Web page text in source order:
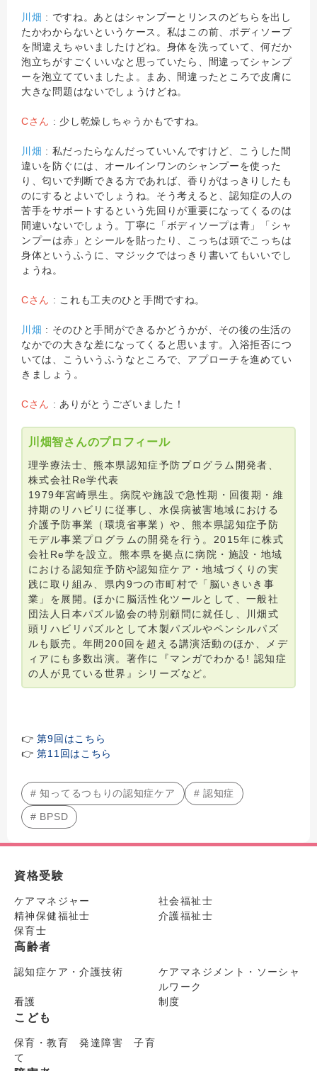
川畑 : ですね。あとはシャンプーとリンスのどちらを出し
たかわからないというケース。私はこの前、ボディソープ
を間違えちゃいましたけどね。身体を洗っていて、何だか
泡立ちがすごくいいなと思っていたら、間違ってシャンプ
ーを泡立てていましたよ。まあ、間違ったところで皮膚に
大きな問題はないでしょうけどね。
Cさん : 少し乾燥しちゃうかもですね。
川畑 : 私だったらなんだっていいんですけど、こうした間
違いを防ぐには、オールインワンのシャンプーを使った
り、匂いで判断できる方であれば、香りがはっきりしたも
のにするとよいでしょうね。そう考えると、認知症の人の
苦手をサポートするという先回りが重要になってくるのは
間違いないでしょう。丁寧に「ボディソープは青」「シャ
ンプーは赤」とシールを貼ったり、こっちは頭でこっちは
身体というふうに、マジックではっきり書いてもいいでし
ょうね。
Cさん : これも工夫のひと手間ですね。
川畑 : そのひと手間ができるかどうかが、その後の生活の
なかでの大きな差になってくると思います。入浴拒否につ
いては、こういうふうなところで、アプローチを進めてい
きましょう。
Cさん : ありがとうございました！
川畑智さんのプロフィール
理学療法士、熊本県認知症予防プログラム開発者、
株式会社Re学代表
1979年宮崎県生。病院や施設で急性期・回復期・維
持期のリハビリに従事し、水俣病被害地域における
介護予防事業（環境省事業）や、熊本県認知症予防
モデル事業プログラムの開発を行う。2015年に株式
会社Re学を設立。熊本県を拠点に病院・施設・地域
における認知症予防や認知症ケア・地域づくりの実
践に取り組み、県内9つの市町村で「脳いきいき事
業」を展開。ほかに脳活性化ツールとして、一般社
団法人日本パズル協会の特別顧問に就任し、川畑式
頭リハビリパズルとして木製パズルやペンシルパズ
ルも販売。年間200回を超える講演活動のほか、メデ
ィアにも多数出演。著作に『マンガでわかる! 認知症
の人が見ている世界』シリーズなど。
👉第9回はこちら
👉第11回はこちら
# 知ってるつもりの認知症ケア # 認知症
# BPSD
資格受験
ケアマネジャー
社会福祉士
精神保健福祉士
介護福祉士
保育士
高齢者
認知症ケア・介護技術
ケアマネジメント・ソーシャ
ルワーク
看護
制度
こども
保育・教育 発達障害 子育
て